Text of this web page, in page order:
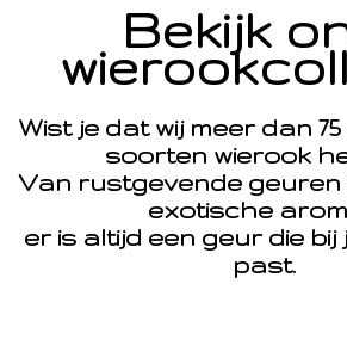
Bekijk
Wist je dat wij meer dan
soorten wierook
Van rustgevende geuren
exotische
er is altijd een geur die bij
past.